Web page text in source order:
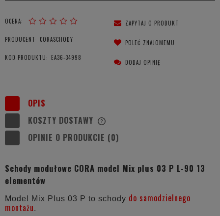
OCENA:
PRODUCENT: CORASCHODY
KOD PRODUKTU: EA36-34998
ZAPYTAJ O PRODUKT
POLEĆ ZNAJOMEMU
DODAJ OPINIĘ
OPIS
KOSZTY DOSTAWY
KOSZTÓW PŁATNOŚCI
OPINIE O PRODUKCIE (0)
Schody modułowe CORA model Mix plus 03 P L-90 13
elementów
Model Mix Plus 03 P to schody do samodzielnego
montażu.